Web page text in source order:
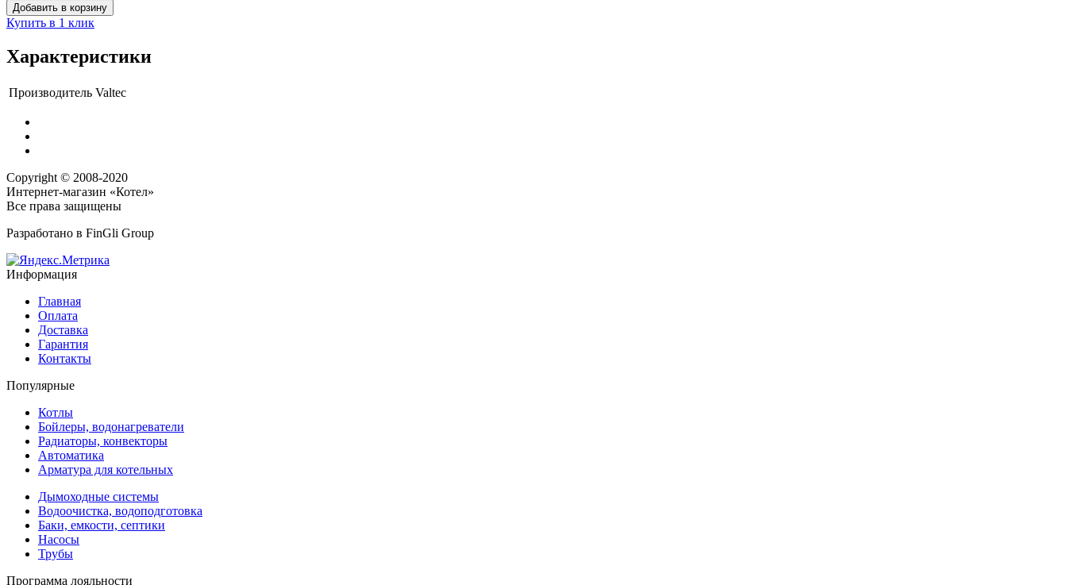
Добавить в корзину
Купить в 1 клик
Характеристики
Производитель Valtec
Copyright © 2008-2020
Интернет-магазин «Котел»
Все права защищены
Разработано в FinGli Group
Информация
Главная
Оплата
Доставка
Гарантия
Контакты
Популярные
Котлы
Бойлеры, водонагреватели
Радиаторы, конвекторы
Автоматика
Арматура для котельных
Дымоходные системы
Водоочистка, водоподготовка
Баки, емкости, септики
Насосы
Трубы
Программа лояльности